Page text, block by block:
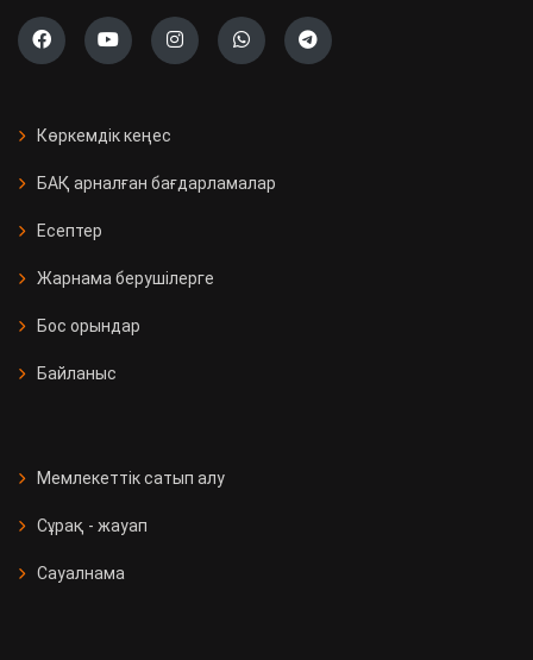
Көркемдік кеңес
БАҚ арналған бағдарламалар
Есептер
Жарнама берушілерге
Бос орындар
Байланыс
Мемлекеттік сатып алу
Сұрақ - жауап
Сауалнама